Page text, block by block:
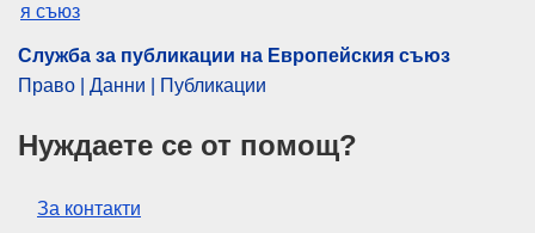
Служба за публикации на Европейския съюз
Право | Данни | Публикации
Нуждаете се от помощ?
За контакти